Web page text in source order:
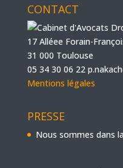
CONTACT
17 Alléee Forain-
31 000 Toulouse
05 34 30 06 22
Mentions légales
PRESSE
Nous sommes dans